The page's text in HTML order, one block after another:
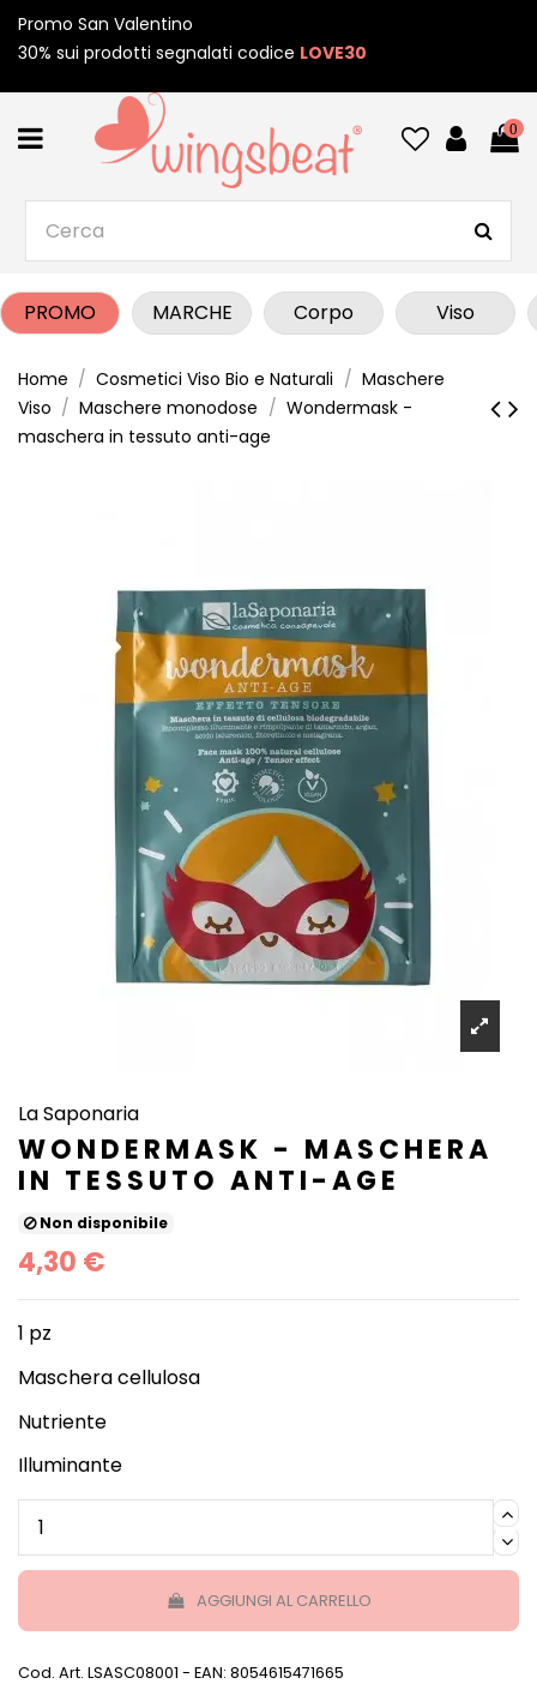
Promo San Valentino
30% sui prodotti segnalati codice LOVE30
0
PROMO MARCHE Corpo Viso
Home Cosmetici Viso Bio e Naturali
Maschere
Viso
Maschere monodose
Wondermask -
maschera in tessuto anti-age
La Saponaria
WONDERMASK - MASCHERA
IN TESSUTO ANTI-AGE
Non disponibile
4,30 €
1 pz
Maschera cellulosa
Nutriente
Illuminante
AGGIUNGI AL CARRELLO
Cod. Art. LSASC08001 - EAN: 8054615471665